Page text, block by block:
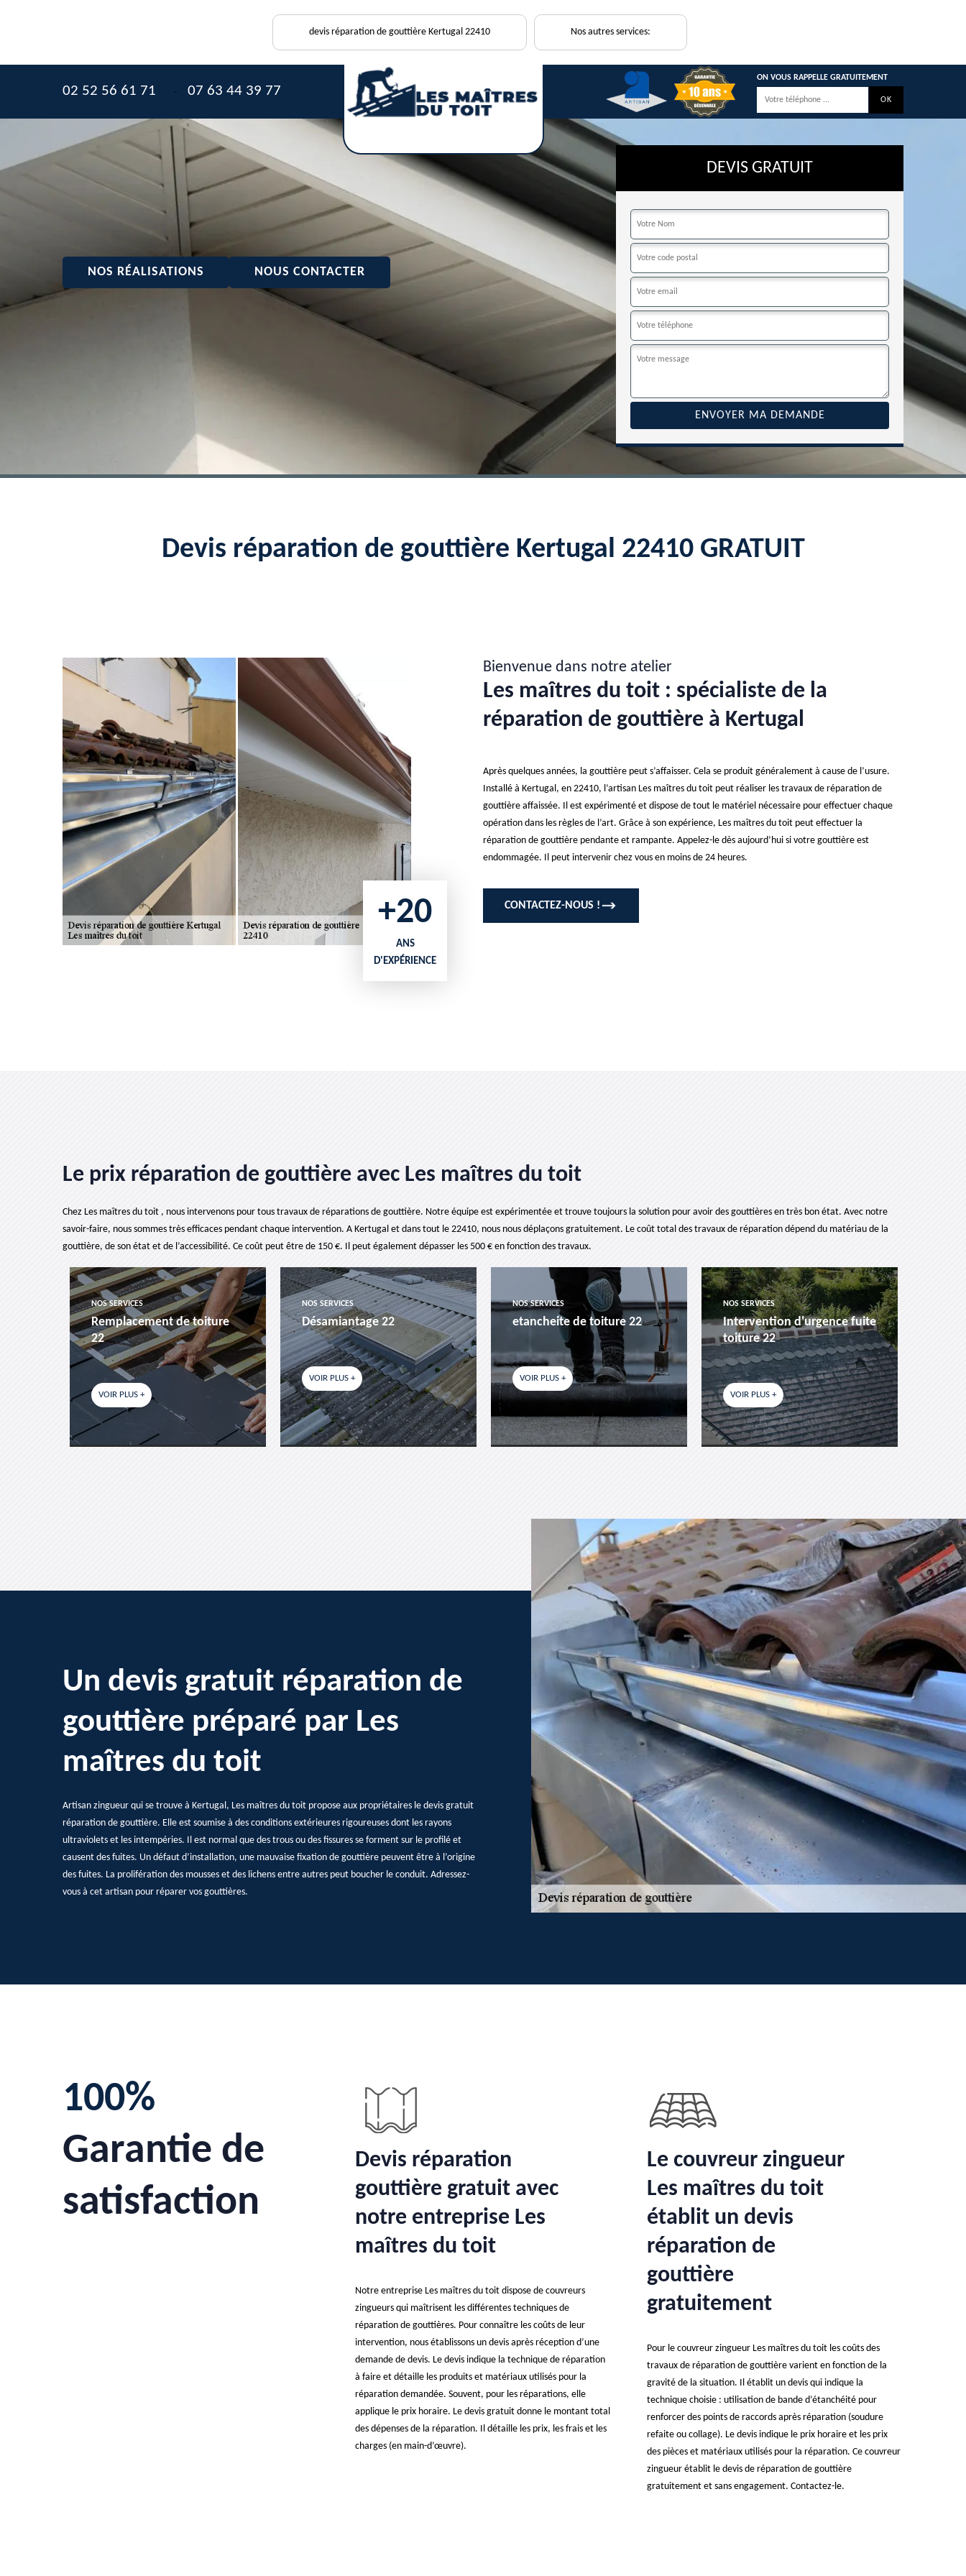
devis réparation de gouttière Kertugal 22410 Nos autres services:
02 52 56 61 71 - 07 63 44 39 77
ON VOUS RAPPELLE GRATUITEMENT
NOS RÉALISATIONS NOUS CONTACTER
DEVIS GRATUIT
Devis réparation de gouttière Kertugal 22410 GRATUIT
+20
ANS
D'EXPÉRIENCE
Bienvenue dans notre atelier
Les maîtres du toit : spécialiste de la
réparation de gouttière à Kertugal
Après quelques années, la gouttière peut s’affaisser. Cela se produit généralement à cause de l’usure.
Installé à Kertugal, en 22410, l’artisan Les maîtres du toit peut réaliser les travaux de réparation de
gouttière affaissée. Il est expérimenté et dispose de tout le matériel nécessaire pour effectuer chaque
opération dans les règles de l’art. Grâce à son expérience, Les maîtres du toit peut effectuer la
réparation de gouttière pendante et rampante. Appelez-le dès aujourd’hui si votre gouttière est
endommagée. Il peut intervenir chez vous en moins de 24 heures.
CONTACTEZ-NOUS !
Le prix réparation de gouttière avec Les maîtres du toit
Chez Les maîtres du toit , nous intervenons pour tous travaux de réparations de gouttière. Notre équipe est expérimentée et trouve toujours la solution pour avoir des gouttières en très bon état. Avec notre
savoir-faire, nous sommes très efficaces pendant chaque intervention. A Kertugal et dans tout le 22410, nous nous déplaçons gratuitement. Le coût total des travaux de réparation dépend du matériau de la
gouttière, de son état et de l’accessibilité. Ce coût peut être de 150 €. Il peut également dépasser les 500 € en fonction des travaux.
NOS SERVICES
Remplacement de toiture
22
VOIR PLUS +
NOS SERVICES
Désamiantage 22
VOIR PLUS +
NOS SERVICES
etancheite de toiture 22
VOIR PLUS +
NOS SERVICES
Intervention d'urgence fuite
toiture 22
VOIR PLUS +
Un devis gratuit réparation de
gouttière préparé par Les
maîtres du toit
Artisan zingueur qui se trouve à Kertugal, Les maîtres du toit propose aux propriétaires le devis gratuit
réparation de gouttière. Elle est soumise à des conditions extérieures rigoureuses dont les rayons
ultraviolets et les intempéries. Il est normal que des trous ou des fissures se forment sur le profilé et
causent des fuites. Un défaut d’installation, une mauvaise fixation de gouttière peuvent être à l’origine
des fuites. La prolifération des mousses et des lichens entre autres peut boucher le conduit. Adressez-
vous à cet artisan pour réparer vos gouttières.
100%
Garantie de
satisfaction
Devis réparation
gouttière gratuit avec
notre entreprise Les
maîtres du toit
Notre entreprise Les maîtres du toit dispose de couvreurs
zingueurs qui maîtrisent les différentes techniques de
réparation de gouttières. Pour connaître les coûts de leur
intervention, nous établissons un devis après réception d’une
demande de devis. Le devis indique la technique de réparation
à faire et détaille les produits et matériaux utilisés pour la
réparation demandée. Souvent, pour les réparations, elle
applique le prix horaire. Le devis gratuit donne le montant total
des dépenses de la réparation. Il détaille les prix, les frais et les
charges (en main-d’œuvre).
Le couvreur zingueur
Les maîtres du toit
établit un devis
réparation de
gouttière
gratuitement
Pour le couvreur zingueur Les maîtres du toit les coûts des
travaux de réparation de gouttière varient en fonction de la
gravité de la situation. Il établit un devis qui indique la
technique choisie : utilisation de bande d’étanchéité pour
renforcer des points de raccords après réparation (soudure
refaite ou collage). Le devis indique le prix horaire et les prix
des pièces et matériaux utilisés pour la réparation. Ce couvreur
zingueur établit le devis de réparation de gouttière
gratuitement et sans engagement. Contactez-le.